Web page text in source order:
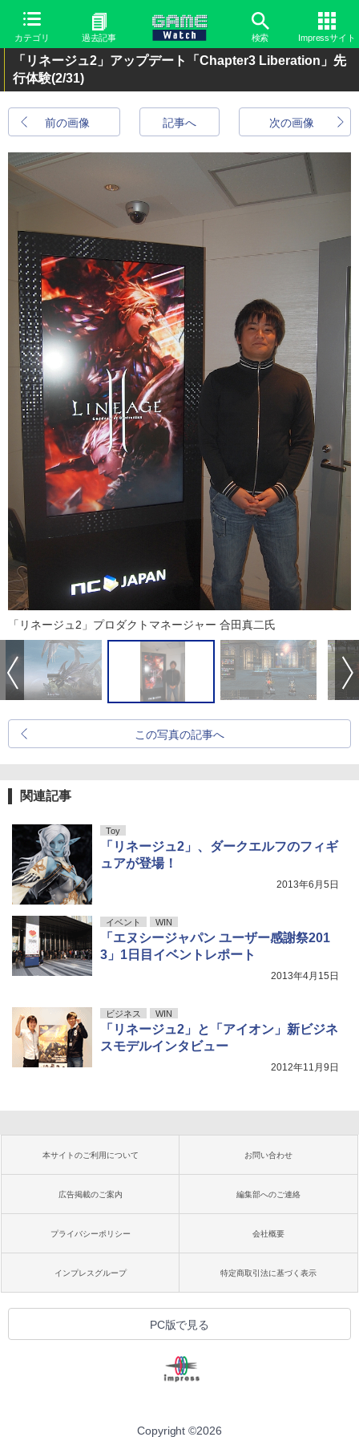
カテゴリ 過去記事 検索 Impressサイト
「リネージュ2」アップデート「Chapter3 Liberation」先
行体験(2/31)
前の画像 次の画像
記事へ
「リネージュ2」プロダクトマネージャー 合田真二氏
この写真の記事へ
関連記事
Toy
「リネージュ2」、ダークエルフのフィギ
ュアが登場！
2013年6月5日
イベント WIN
「エヌシージャパン ユーザー感謝祭201
3」1日目イベントレポート
2013年4月15日
ビジネス WIN
「リネージュ2」と「アイオン」新ビジネ
スモデルインタビュー
2012年11月9日
本サイトのご利用について お問い合わせ
広告掲載のご案内 編集部へのご連絡
プライバシーポリシー 会社概要
インプレスグループ 特定商取引法に基づく表示
PC版で見る
Copyright ©2026